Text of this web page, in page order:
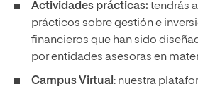
Actividades prácticas: tendrás
prácticos sobre gestión e
financieros que han sido
por entidades asesoras en
Campus Virtual : nuestra